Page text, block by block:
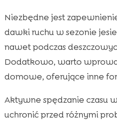
Niezbędne jest
dawki ruchu w sezonie
nawet podczas
Dodatkowo, warto
domowe, oferujące inne
Aktywne spędzanie czasu
uchronić przed różnymi